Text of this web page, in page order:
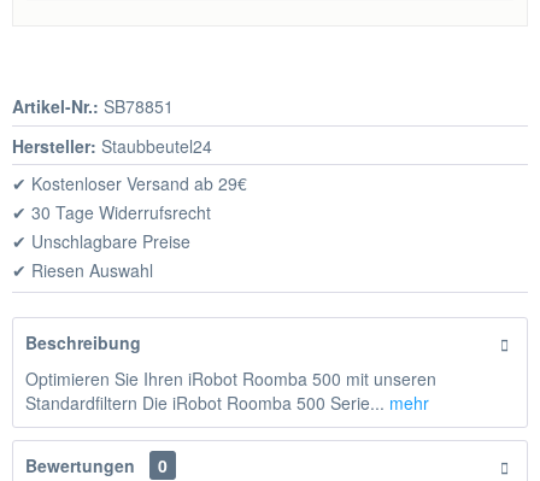
Artikel-Nr.: SB78851
Hersteller: Staubbeutel24
✔ Kostenloser Versand ab 29€
✔ 30 Tage Widerrufsrecht
✔ Unschlagbare Preise
✔ Riesen Auswahl
Beschreibung
Optimieren Sie Ihren iRobot Roomba 500 mit unseren
Standardfiltern Die iRobot Roomba 500 Serie... mehr
Bewertungen
0